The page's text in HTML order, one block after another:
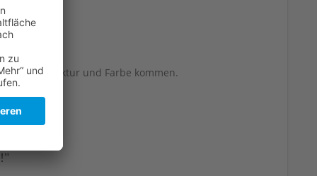
und Farbe kommen.